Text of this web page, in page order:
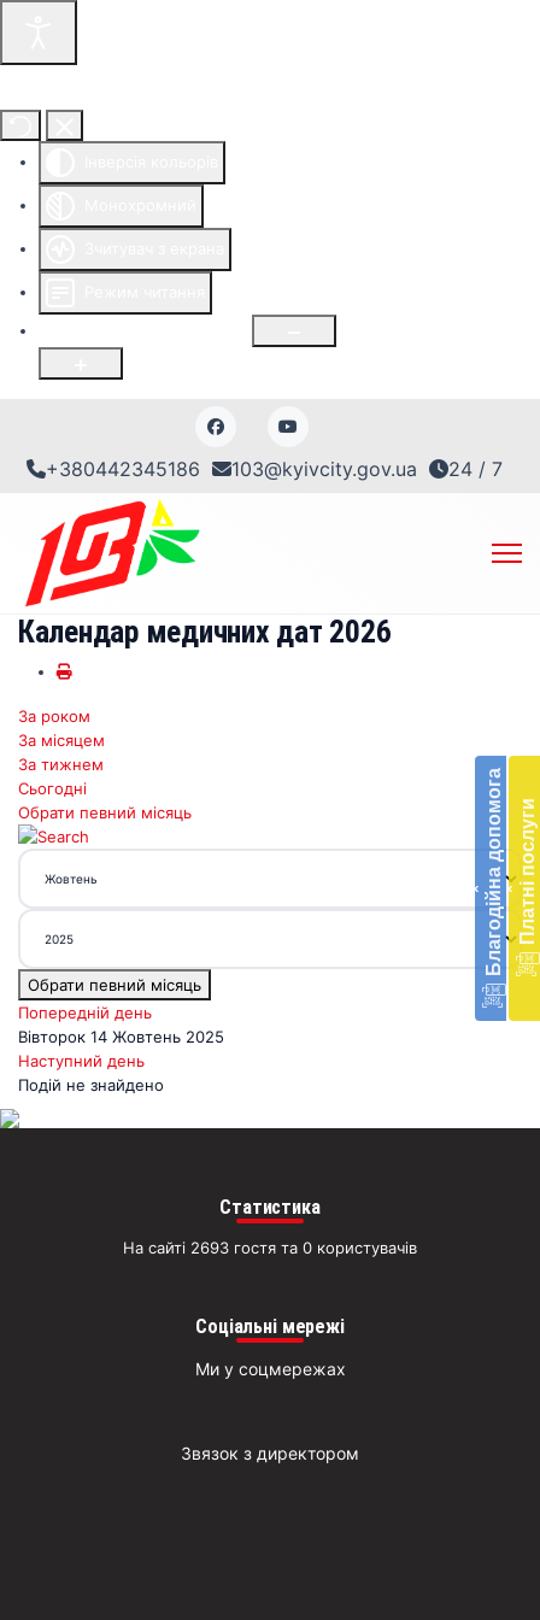
+380442345186 103@kyivcity.gov.ua 24 / 7
‹ Благодійна допомогав
‹ Платні послуги
Календар медичних дат 2026
За роком
За місяцем
За тижнем
Сьогодні
Обрати певний місяць
Обрати певний місяць
Попередній день
Вівторок 14 Жовтень 2025
Наступний день
Подій не знайдено
Статистика
На сайті 2693 гостя та 0 користувачів
Соціальні мережі
Ми у соцмережах
Звязок з директором